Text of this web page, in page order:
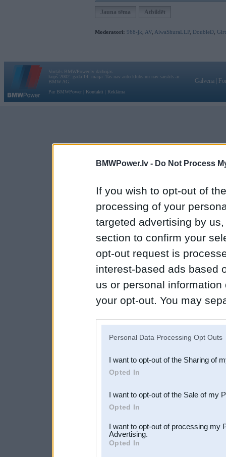
BMWPower.lv - Do Not Process
If you wish to opt-out of
processing of your
targeted advertising by
section to confirm your
opt-out request is
interest-based ads based
us or personal
your opt-out. You may
Downstream Participants
third parties.
Personal Data Processing Opt Outs
I want to opt-out of the Sharing of
Opted In
I want to opt-out of the Sale of my
Opted In
I want to opt-out of processing my
Advertising.
Opted In
Jauna tēma Atbildēt
Moderatori: 968-jk AV AiwaShuraLLP, DoubleD
Vortāls BMWPower.lv darbojas
kopš 2002. gada 14. maija. Tas nav auto klubs un nav saistīts ar
BMW AG.
Par BMWPower
Kontakti Reklāma
Galvena